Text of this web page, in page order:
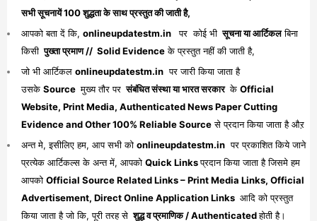
सभी सूचनायें 100 शुद्धता के साथ प्रस्तुत की जाती है,
आपको बता दें कि, onlineupdatestm.in पर कोई भी सूचना या आर्टिकलबिना
किसी पुख्ता प्रमाण // Solid Evidenceके प्रस्तुत नहीं की जाती है,
जो भी आर्टिकल onlineupdatestm.in पर जारी किया जाता है
उसके Source मुख्य तौर पर संबंधित संस्था या भारत सरकार के Official
Website, Print Media, Authenticated News Paper Cutting
Evidence and Other 100% Reliable Sourceसे प्रदान किया जाता है औऱ
अन्त मे, इसीलिए हम, आप सभी को onlineupdatestm.in पर प्रकाशित किये जाने
प्रत्येक आर्टिकल्स के अन्त में, आपको Quick Linksप्रदान किया जाता है जिसमे हम
आपको Official Source Related Links – Print Media Links, Official
Advertisement, Direct Online Application Links आदि को प्रस्तुत
किया जाता है जो कि, पूरी तरह से शुद्ध व प्रमाणिक / Authenticatedहोती है।